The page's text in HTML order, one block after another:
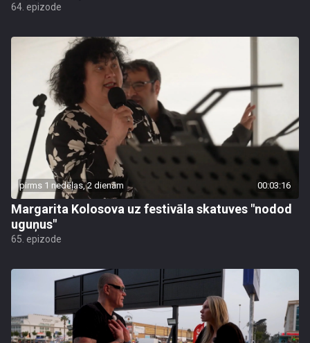
64. epizode
pirms 1 nedēļas, 2 dienām 00:03:16
Margarita Kolosova uz festivāla skatuves "nodod
uguņus"
65. epizode